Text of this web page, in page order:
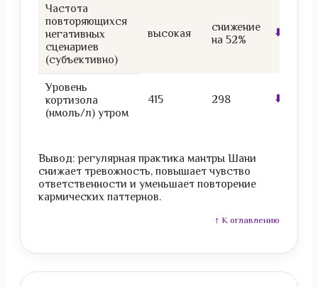
Частота
повторяющихся
негативных
сценариев
(субъективно)
высокая
снижение
на 52%
⬇️ 52%
Уровень
кортизола
(нмоль/л) утром
415 298 ⬇️ 28%
Вывод: регулярная практика мантры Шани
снижает тревожность, повышает чувство
ответственности и уменьшает повторение
кармических паттернов.
↑ К оглавлению